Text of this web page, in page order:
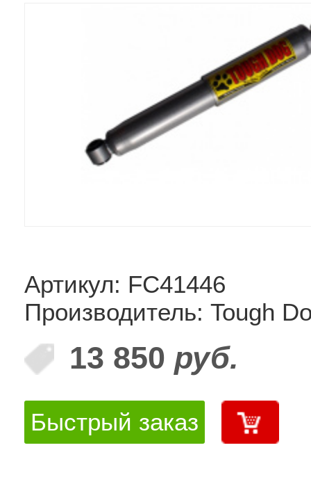
Артикул: FC41446
Производитель: Tough
13 850 руб.
Быстрый заказ